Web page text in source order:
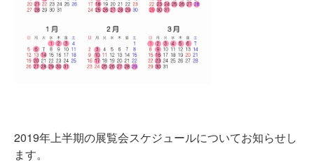
2019年上半期の展覧会スケジュールについてお知らせし
ます。